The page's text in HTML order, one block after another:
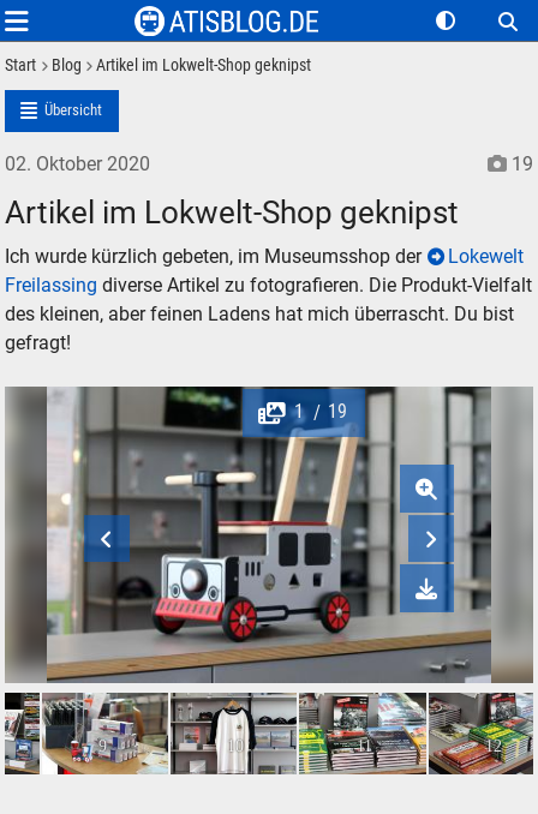
Start Blog Artikel im Lokwelt-Shop geknipst
Übersicht
02. Oktober 2020 19
Artikel im Lokwelt-Shop geknipst
Ich wurde kürzlich gebeten, im Museumsshop der
Lokewelt
Freilassing diverse Artikel zu fotografieren. Die Produkt-Vielfalt
des kleinen, aber feinen Ladens hat mich überrascht. Du bist
gefragt!
Kinderspielzeug in der Lokwelt Freilassing
1 / 19
9 10 11 12